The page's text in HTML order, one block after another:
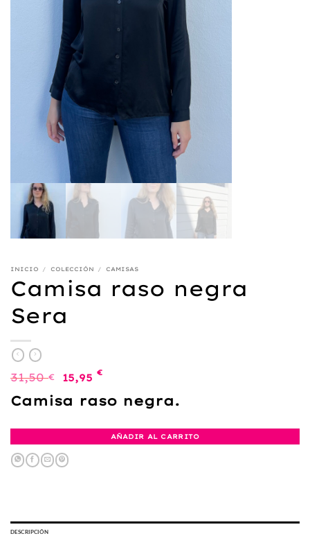
INICIO / COLECCIÓN / CAMISAS
Camisa raso negra
Sera
31,50€ El
precio
era:
15,95 €El
es:
15,95 €.
Camisa raso negra.
AÑADIR AL CARRITO
DESCRIPCIÓN